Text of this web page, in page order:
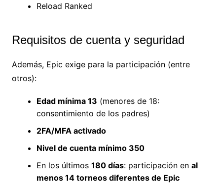
Reload Ranked
Requisitos de cuenta y seguridad
Además, Epic exige para la participación (entre
otros):
Edad mínima 13 (menores de 18:
consentimiento de los padres)
2FA/MFA activado
Nivel de cuenta mínimo 350
En los últimos 180 días: participación en al
menos 14 torneos diferentes de Epic